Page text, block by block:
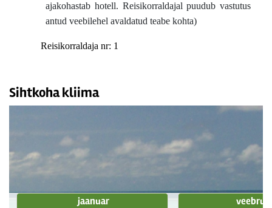
ajakohastab hotell. Reisikorraldajal puudub vastutus
antud veebilehel avaldatud teabe kohta)
Reisikorraldaja nr: 1
Sihtkoha kliima
jaanuar